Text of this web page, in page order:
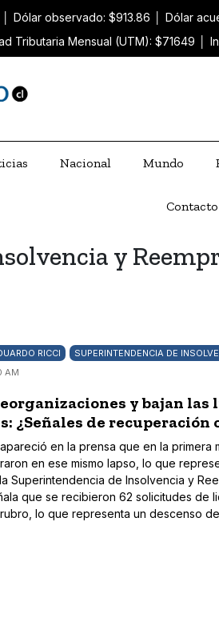
Dólar observado: $913.86 Dólar
Tributaria Mensual (UTM): $71649
Nacional Mundo
Contacto
y
RICCI
SUPERINTENDENCIA DE
AM
y bajan
¿Señales de recuperación
en la prensa que en la primera
en ese mismo lapso, lo que
Superintendencia de Insolvencia y
que se recibieron 62 solicitudes de
lo que representa un descenso